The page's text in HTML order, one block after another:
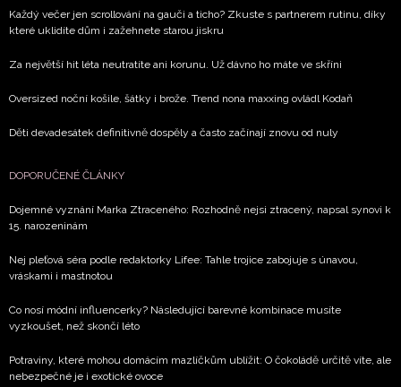
soukromí BurdaMedia Extra s.r.o., zaškrtněte toto pole.
Každý večer jen scrollování na gauči a ticho? Zkuste s partnerem rutinu, díky
které uklidíte dům i zažehnete starou jiskru
Za největší hit léta neutratíte ani korunu. Už dávno ho máte ve skříni
Oversized noční košile, šátky i brože. Trend nona maxxing ovládl Kodaň
Děti devadesátek definitivně dospěly a často začínají znovu od nuly
DOPORUČENÉ ČLÁNKY
Dojemné vyznání Marka Ztraceného: Rozhodně nejsi ztracený, napsal synovi k
15. narozeninám
Nej pleťová séra podle redaktorky Lifee: Tahle trojice zabojuje s únavou,
vráskami i mastnotou
Co nosí módní influencerky? Následující barevné kombinace musíte
vyzkoušet, než skončí léto
Potraviny, které mohou domácím mazlíčkům ublížit: O čokoládě určitě víte, ale
nebezpečné je i exotické ovoce